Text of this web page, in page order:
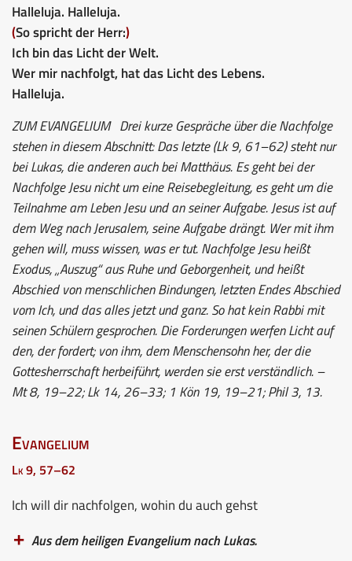
Halleluja. Halleluja.
(So spricht der Herr:)
Ich bin das Licht der Welt.
Wer mir nachfolgt, hat das Licht des Lebens.
Halleluja.
ZUM EVANGELIUMDrei kurze Gespräche über die Nachfolge
stehen in diesem Abschnitt: Das letzte (Lk 9, 61–62) steht nur
bei Lukas, die anderen auch bei Matthäus. Es geht bei der
Nachfolge Jesu nicht um eine Reisebegleitung, es geht um die
Teilnahme am Leben Jesu und an seiner Aufgabe. Jesus ist auf
dem Weg nach Jerusalem, seine Aufgabe drängt. Wer mit ihm
gehen will, muss wissen, was er tut. Nachfolge Jesu heißt
Exodus, „Auszug“ aus Ruhe und Geborgenheit, und heißt
Abschied von menschlichen Bindungen, letzten Endes Abschied
vom Ich, und das alles jetzt und ganz. So hat kein Rabbi mit
seinen Schülern gesprochen. Die Forderungen werfen Licht auf
den, der fordert; von ihm, dem Menschensohn her, der die
Gottesherrschaft herbeiführt, werden sie erst verständlich. –
Mt 8, 19–22; Lk 14, 26–33; 1 Kön 19, 19–21; Phil 3, 13.
Evangelium
Lk 9, 57–62
Ich will dir nachfolgen, wohin du auch gehst
Aus dem heiligen Evangelium nach Lukas.